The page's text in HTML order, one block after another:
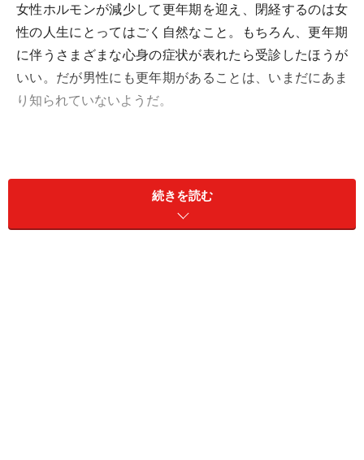
女性ホルモンが減少して更年期を迎え、閉経するのは女
性の人生にとってはごく自然なこと。もちろん、更年期
に伴うさまざまな心身の症状が表れたら受診したほうが
いい。だが男性にも更年期があることは、いまだにあま
り知られていないようだ。
40代半ばころから更年期症状がひどくなったマドカさん
（49歳）。最初はかかりつけのクリニックに行ってさま
続きを読む